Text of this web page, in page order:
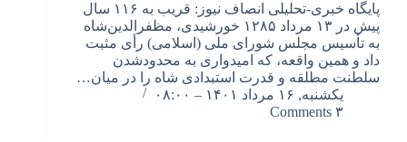
پایگاه خبری-تحلیلی انصاف نیوز: قریب به ۱۱۶ سال
پیش در ۱۳ مرداد ۱۲۸۵ خورشیدی، مظفرالدین‌شاه
به تأسیس مجلس شورای ملی (اسلامی) رأی مثبت
داد و همین واقعه، که امیدواری به محدودشدن
سلطنت مطلقه و قدرت استبدادی شاه را در میان…
یکشنبه, ۱۶ مرداد ۱۴۰۱ – ۰۸:۰۰
۳ Comments